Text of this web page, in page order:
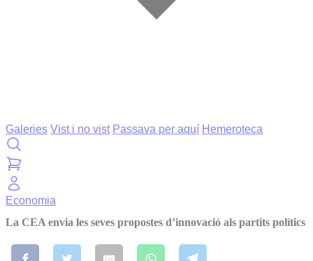
Galeries Vist i no vist Passava per aquí Hemeroteca
Economia
La CEA envia les seves propostes d’innovació als partits polítics